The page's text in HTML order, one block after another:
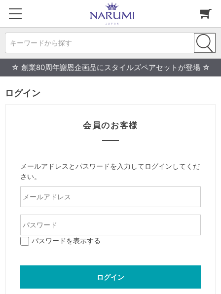
キーワードから探す
☆ 創業80周年謝恩企画品にスタイルズペアセットが登場 ☆
ログイン
会員のお客様
メールアドレスとパスワードを入力してログインしてくだ
さい。
パスワードを表示する